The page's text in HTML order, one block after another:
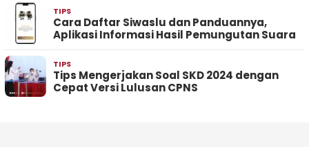
TIPS
Cara Daftar Siwaslu dan Panduannya,
Aplikasi Informasi Hasil Pemungutan Suara
TIPS
Tips Mengerjakan Soal SKD 2024 dengan
Cepat Versi Lulusan CPNS